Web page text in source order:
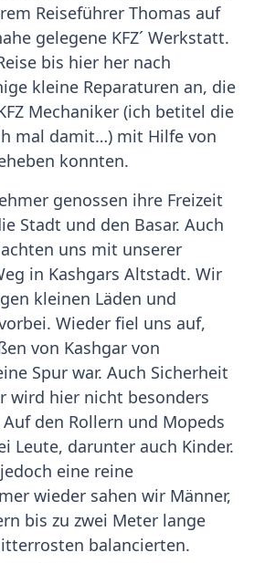
Reiseführer Thomas auf
gelegene KFZ´ Werkstatt.
bis hier her nach
kleine Reparaturen an, die
Mechaniker (ich betitel die
mal damit…) mit Hilfe von
konnten.
genossen ihre Freizeit
Stadt und den Basar. Auch
uns mit unserer
in Kashgars Altstadt. Wir
kleinen Läden und
Wieder fiel uns auf,
von Kashgar von
Spur war. Auch Sicherheit
wird hier nicht besonders
den Rollern und Mopeds
Leute, darunter auch Kinder.
eine reine
wieder sahen wir Männer,
bis zu zwei Meter lange
balancierten.